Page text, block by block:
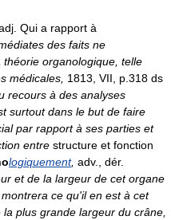
Qui a rapport à
des faits ne
organologique, telle
médicales, 1813, VII, p.318 ds
recours à des analyses
surtout dans le but de faire
par rapport à ses parties et
entre structure et fonction
logiquement, adv., dér.
et de la largeur de cet organe
ce qu'il en est à cet
plus grande largeur du crâne,